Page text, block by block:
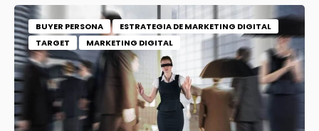
BUYER PERSONA
ESTRATEGIA DE MARKETING DIGITAL
TARGET
MARKETING DIGITAL